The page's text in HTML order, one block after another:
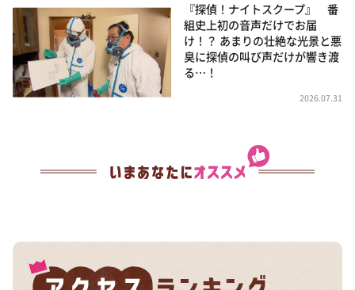
『探偵！ナイトスクープ』 番
組史上初の音声だけでお届
け！？ あまりの壮絶な光景と悪
臭に探偵の叫び声だけが響き渡
る…！
2026.07.31